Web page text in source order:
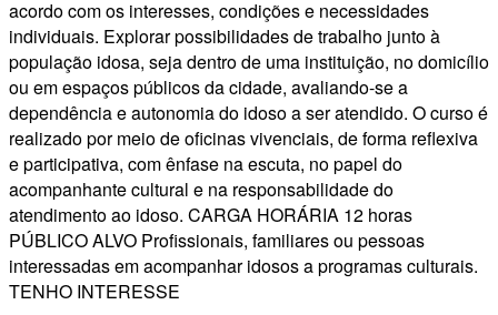
acordo com os interesses, condições e necessidades
individuais. Explorar possibilidades de trabalho junto à
população idosa, seja dentro de uma instituição, no domicílio
ou em espaços públicos da cidade, avaliando-se a
dependência e autonomia do idoso a ser atendido. O curso é
realizado por meio de oficinas vivenciais, de forma reflexiva
e participativa, com ênfase na escuta, no papel do
acompanhante cultural e na responsabilidade do
atendimento ao idoso. CARGA HORÁRIA 12 horas
PÚBLICO ALVO Profissionais, familiares ou pessoas
interessadas em acompanhar idosos a programas culturais.
TENHO INTERESSE